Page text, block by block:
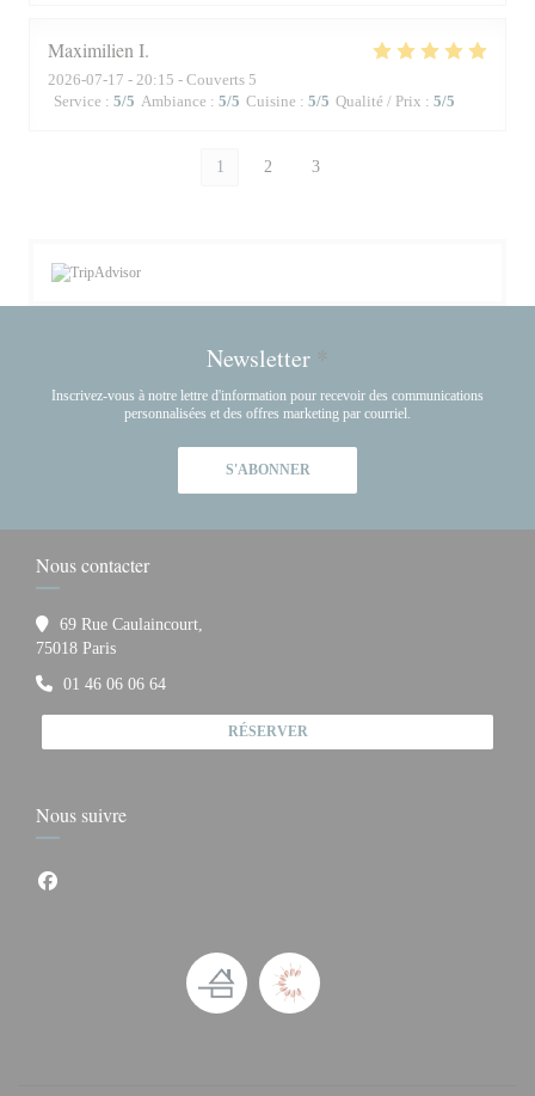
Maximilien I
2026-07-17 - 20:15 - Couverts 5
Service : 5/5 Ambiance : 5/5 Cuisine : 5/5 Qualité / Prix : 5/5
1 2 3
Newsletter *
Inscrivez-vous à notre lettre d'information pour recevoir des communications
personnalisées et des offres marketing par courriel.
S'ABONNER
Nous contacter
69 Rue Caulaincourt,
75018 Paris((ouvre une nouvelle fenêtre))
01 46 06 06 64
RÉSERVER
Nous suivre
Facebook ((ouvre une nouvelle fenêtre))